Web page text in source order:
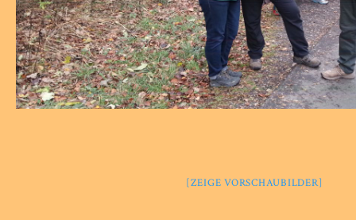
[ZEIGE VORSCHAUBILDER]